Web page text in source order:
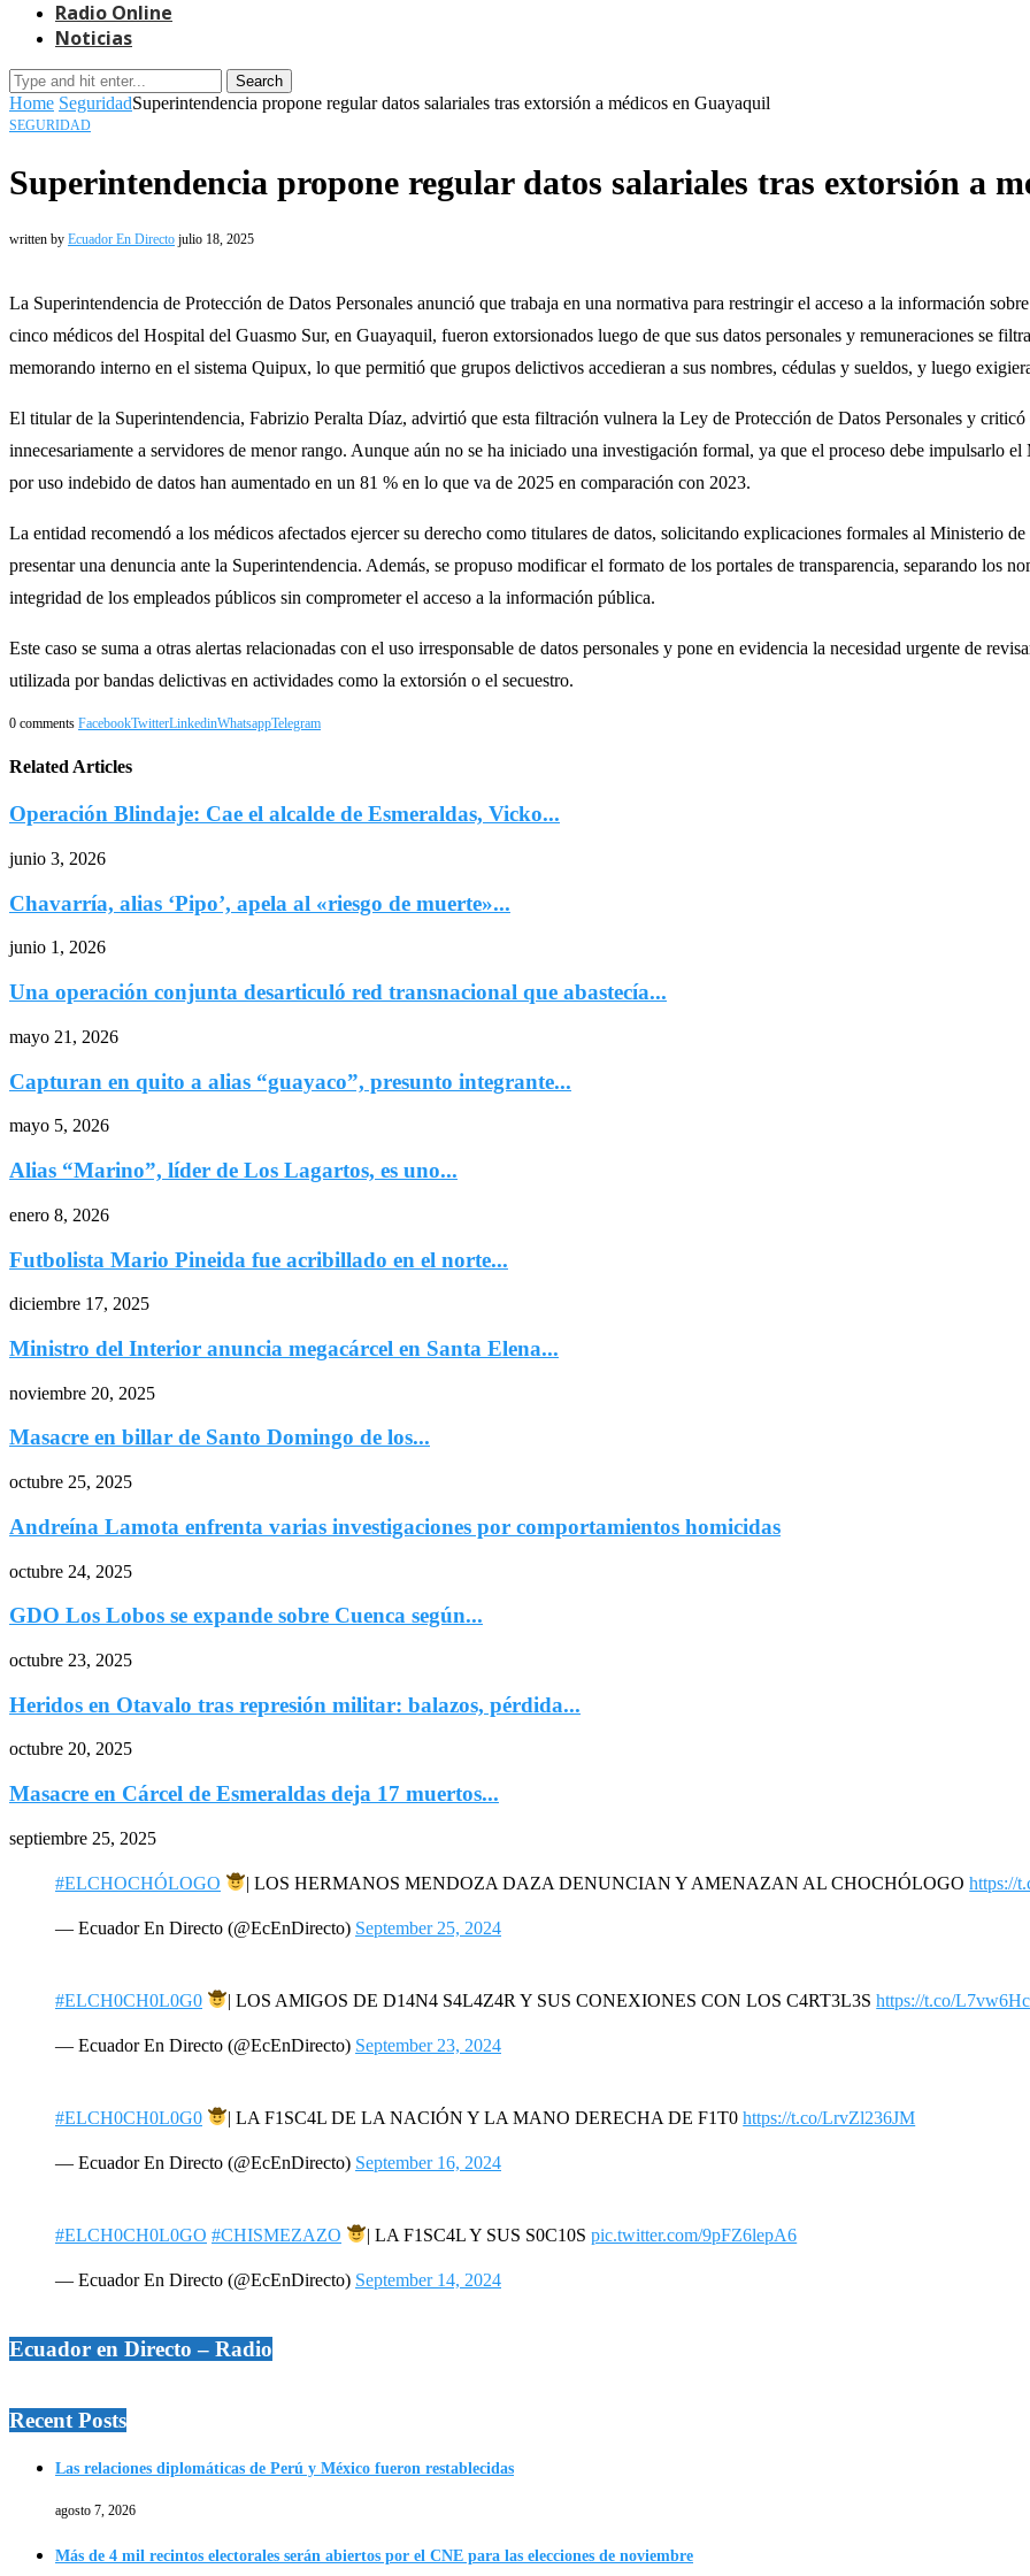
Radio Online
Noticias
Search
Home SeguridadSuperintendencia propone regular datos salariales tras extorsión a médicos en Guayaquil
SEGURIDAD
Superintendencia propone regular datos salariales tras extorsión a
written by Ecuador En Directo julio 18, 2025
La Superintendencia de Protección de Datos Personales anunció que trabaja en una normativa para restringir el acceso a la información
cinco médicos del Hospital del Guasmo Sur, en Guayaquil, fueron extorsionados luego de que sus datos personales y remuneraciones se
memorando interno en el sistema Quipux, lo que permitió que grupos delictivos accedieran a sus nombres, cédulas y sueldos, y luego
El titular de la Superintendencia, Fabrizio Peralta Díaz, advirtió que esta filtración vulnera la Ley de Protección de Datos Personales y
innecesariamente a servidores de menor rango. Aunque aún no se ha iniciado una investigación formal, ya que el proceso debe impulsarlo
por uso indebido de datos han aumentado en un 81 % en lo que va de 2025 en comparación con 2023.
La entidad recomendó a los médicos afectados ejercer su derecho como titulares de datos, solicitando explicaciones formales al Ministerio
presentar una denuncia ante la Superintendencia. Además, se propuso modificar el formato de los portales de transparencia, separando los
integridad de los empleados públicos sin comprometer el acceso a la información pública.
Este caso se suma a otras alertas relacionadas con el uso irresponsable de datos personales y pone en evidencia la necesidad urgente de
utilizada por bandas delictivas en actividades como la extorsión o el secuestro.
0 comments FacebookTwitterLinkedinWhatsappTelegram
Related Articles
Operación Blindaje: Cae el alcalde de Esmeraldas, Vicko...
junio 3, 2026
Chavarría, alias ‘Pipo’, apela al «riesgo de muerte»...
junio 1, 2026
Una operación conjunta desarticuló red transnacional que abastecía...
mayo 21, 2026
Capturan en quito a alias “guayaco”, presunto integrante...
mayo 5, 2026
Alias “Marino”, líder de Los Lagartos, es uno...
enero 8, 2026
Futbolista Mario Pineida fue acribillado en el norte...
diciembre 17, 2025
Ministro del Interior anuncia megacárcel en Santa Elena...
noviembre 20, 2025
Masacre en billar de Santo Domingo de los...
octubre 25, 2025
Andreína Lamota enfrenta varias investigaciones por comportamientos homicidas
octubre 24, 2025
GDO Los Lobos se expande sobre Cuenca según...
octubre 23, 2025
Heridos en Otavalo tras represión militar: balazos, pérdida...
octubre 20, 2025
Masacre en Cárcel de Esmeraldas deja 17 muertos...
septiembre 25, 2025
#ELCHOCHÓLOGO | LOS HERMANOS MENDOZA DAZA DENUNCIAN Y AMENAZAN AL CHOCHÓLOGOhttps://
— Ecuador En Directo (@EcEnDirecto) September 25, 2024
#ELCH0CH0L0G0 | LOS AMIGOS DE D14N4 S4L4Z4R Y SUS CONEXIONES CON LOS C4RT3L3Shttps://t.co/
— Ecuador En Directo (@EcEnDirecto) September 23, 2024
#ELCH0CH0L0G0 | LA F1SC4L DE LA NACIÓN Y LA MANO DERECHA DE F1T0https://t.co/LrvZl236JM
— Ecuador En Directo (@EcEnDirecto) September 16, 2024
#ELCH0CH0L0GO #CHISMEZAZO | LA F1SC4L Y SUS S0C10Spic.twitter.com/9pFZ6lepA6
— Ecuador En Directo (@EcEnDirecto) September 14, 2024
Ecuador en Directo – Radio
Recent Posts
Las relaciones diplomáticas de Perú y México fueron restablecidas
agosto 7, 2026
Más de 4 mil recintos electorales serán abiertos por el CNE para las elecciones de noviembre